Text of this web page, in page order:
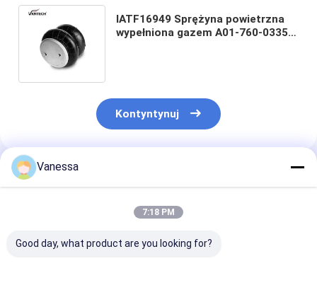
IATF16949 Sprężyna powietrzna
wypełniona gazem A01-760-0335
Kontyntynuj
Polecane Produkty
Vanessa
7:18 PM
Good day, what product are you looking for?